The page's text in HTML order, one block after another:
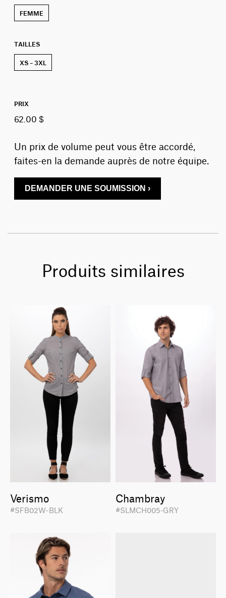
FEMME
TAILLES
XS – 3XL
PRIX
62.00 $
Un prix de volume peut vous être accordé,
faites-en la demande auprès de notre équipe.
DEMANDER UNE SOUMISSION ›
Produits similaires
Verismo
#SFB02W-BLK
Chambray
#SLMCH005-GRY